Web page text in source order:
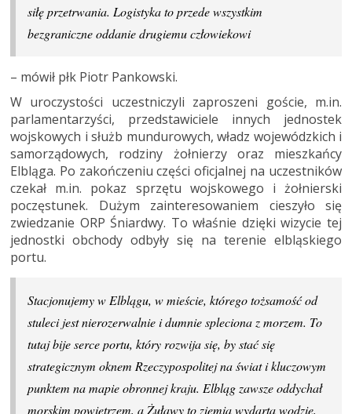
siłę przetrwania. Logistyka to przede wszystkim
bezgraniczne oddanie drugiemu człowiekowi
– mówił płk Piotr Pankowski.
W uroczystości uczestniczyli zaproszeni goście, m.in.
parlamentarzyści, przedstawiciele innych jednostek
wojskowych i służb mundurowych, władz wojewódzkich i
samorządowych, rodziny żołnierzy oraz mieszkańcy
Elbląga. Po zakończeniu części oficjalnej na uczestników
czekał m.in. pokaz sprzętu wojskowego i żołnierski
poczęstunek. Dużym zainteresowaniem cieszyło się
zwiedzanie ORP Śniardwy. To właśnie dzięki wizycie tej
jednostki obchody odbyły się na terenie elbląskiego
portu.
Stacjonujemy w Elblągu, w mieście, którego tożsamość od
stuleci jest nierozerwalnie i dumnie spleciona z morzem. To
tutaj bije serce portu, który rozwija się, by stać się
strategicznym oknem Rzeczypospolitej na świat i kluczowym
punktem na mapie obronnej kraju. Elbląg zawsze oddychał
morskim powietrzem, a Żuławy to ziemia wydarta wodzie,